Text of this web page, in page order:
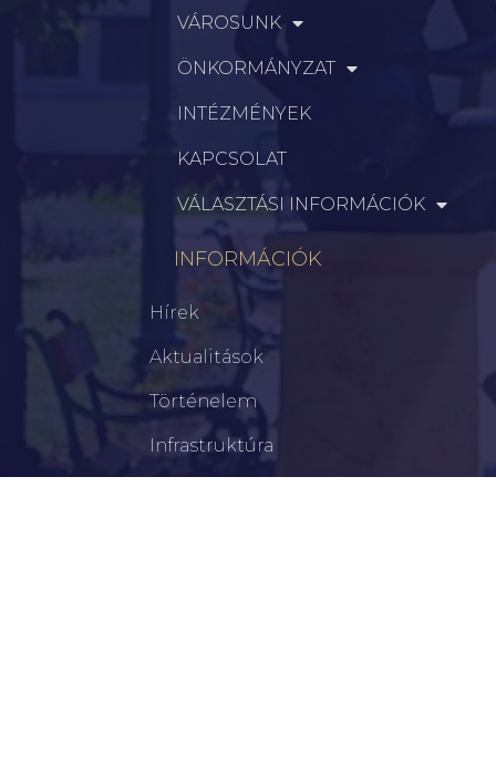
VÁROSUNK
ÖNKORMÁNYZAT
INTÉZMÉNYEK
KAPCSOLAT
VÁLASZTÁSI INFORMÁCIÓK
INFORMÁCIÓK
Hírek
Aktualitások
Történelem
Infrastruktúra